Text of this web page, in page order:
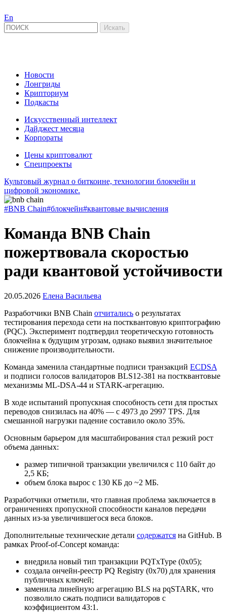
En
Новости
Лонгриды
Крипториум
Подкасты
Искусственный интеллект
Дайджест месяца
Корпораты
Цены криптовалют
Спецпроекты
Культовый журнал о биткоине, технологии блокчейн и
цифровой экономике.
#BNB Chain#блокчейн#квантовые вычисления
Команда BNB Chain
пожертвовала скоростью
ради квантовой устойчивости
20.05.2026 Елена Васильева
Разработчики BNB Chain отчитались о результатах
тестирования перехода сети на постквантовую криптографию
(PQC). Эксперимент подтвердил теоретическую готовность
блокчейна к будущим угрозам, однако выявил значительное
снижение производительности.
Команда заменила стандартные подписи транзакций ECDSA
и подписи голосов валидаторов BLS12-381 на постквантовые
механизмы ML-DSA-44 и STARK-агрегацию.
В ходе испытаний пропускная способность сети для простых
переводов снизилась на 40% — с 4973 до 2997 TPS. Для
смешанной нагрузки падение составило около 35%.
Основным барьером для масштабирования стал резкий рост
объема данных:
размер типичной транзакции увеличился с 110 байт до
2,5 КБ;
объем блока вырос с 130 КБ до ~2 МБ.
Разработчики отметили, что главная проблема заключается в
ограничениях пропускной способности каналов передачи
данных из-за увеличившегося веса блоков.
Дополнительные технические детали содержатся на GitHub. В
рамках Proof-of-Concept команда:
внедрила новый тип транзакции PQTxType (0x05);
создала ончейн-реестр PQ Registry (0x70) для хранения
публичных ключей;
заменила линейную агрегацию BLS на pqSTARK, что
позволило сжать подписи валидаторов с
коэффициентом 43:1.